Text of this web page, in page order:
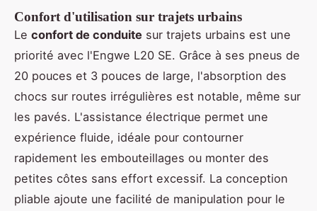
Confort d'utilisation sur trajets urbains
Le confort de conduite sur trajets urbains est une
priorité avec l'Engwe L20 SE. Grâce à ses pneus de
20 pouces et 3 pouces de large, l'absorption des
chocs sur routes irrégulières est notable, même sur
les pavés. L'assistance électrique permet une
expérience fluide, idéale pour contourner
rapidement les embouteillages ou monter des
petites côtes sans effort excessif. La conception
pliable ajoute une facilité de manipulation pour le